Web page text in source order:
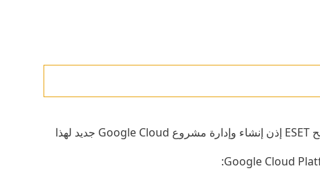
على منح ESET إذن إنشاء وإدارة مشروع Google Cloud جديد لهذا